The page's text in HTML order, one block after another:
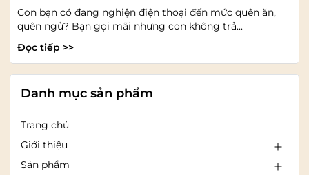
Con bạn có đang nghiện điện thoại đến mức quên ăn,
quên ngủ? Bạn gọi mãi nhưng con không trả...
Đọc tiếp >>
Danh mục sản phẩm
Trang chủ
Giới thiệu
Sản phẩm